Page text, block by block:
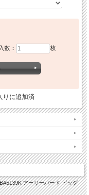
数： 枚
りに追加済
アーリーバード ビッグ